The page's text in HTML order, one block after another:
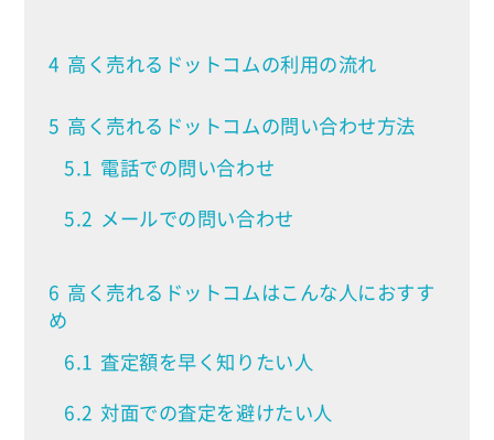
4 高く売れるドットコムの利用の流れ
5 高く売れるドットコムの問い合わせ方法
5.1 電話での問い合わせ
5.2 メールでの問い合わせ
6 高く売れるドットコムはこんな人におすす
め
6.1 査定額を早く知りたい人
6.2 対面での査定を避けたい人